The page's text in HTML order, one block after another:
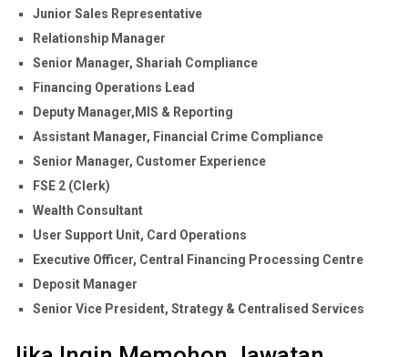
Junior Sales Representative
Relationship Manager
Senior Manager, Shariah Compliance
Financing Operations Lead
Deputy Manager,MIS & Reporting
Assistant Manager, Financial Crime Compliance
Senior Manager, Customer Experience
FSE 2 (Clerk)
Wealth Consultant
User Support Unit, Card Operations
Executive Officer, Central Financing Processing Centre
Deposit Manager
Senior Vice President, Strategy & Centralised Services